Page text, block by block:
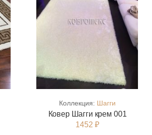
Коллекция: Шагги
Ковер Шагги крем 001
1452 ₽